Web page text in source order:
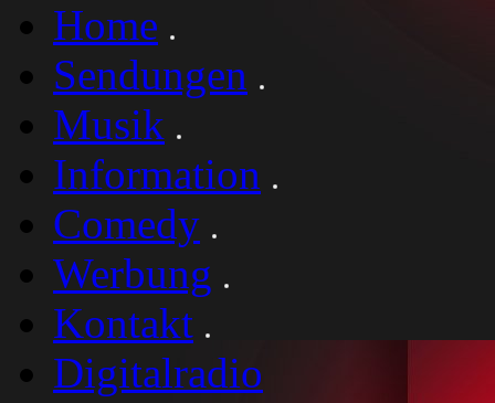
Home
Sendungen
Musik
Information
Comedy
Werbung
Kontakt
Digitalradio